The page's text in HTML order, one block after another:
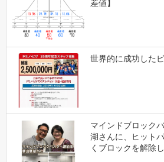
差値】
世界的に成功した
マインドブロック
湖さんに、ヒット
くブロックを解除